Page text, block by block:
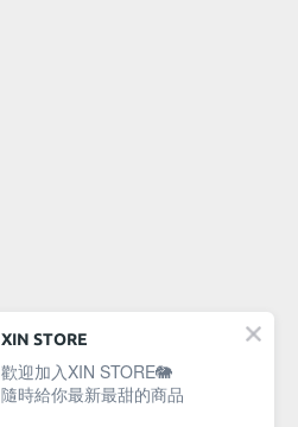
XIN STORE
歡迎加入XIN STORE🐘
隨時給你最新最甜的商品